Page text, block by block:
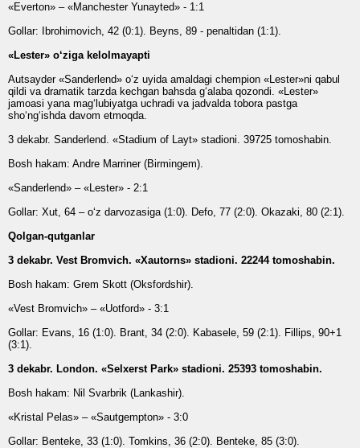
«Everton» – «Manchester Yunayted» - 1:1
Gollar: Ibrohimovich, 42 (0:1). Beyns, 89 - penaltidan (1:1).
«Lester» o‘ziga kelolmayapti
Autsayder «Sanderlend» o‘z uyida amaldagi chempion «Lester»ni qabul
qildi va dramatik tarzda kechgan bahsda g‘alaba qozondi. «Lester»
jamoasi yana mag‘lubiyatga uchradi va jadvalda tobora pastga
sho‘ng‘ishda davom etmoqda.
3 dekabr. Sanderlend. «Stadium of Layt» stadioni. 39725 tomoshabin.
Bosh hakam: Andre Marriner (Birmingem).
«Sanderlend» – «Lester» - 2:1
Gollar: Xut, 64 – o‘z darvozasiga (1:0). Defo, 77 (2:0). Okazaki, 80 (2:1).
Qolgan-qutganlar
3 dekabr. Vest Bromvich. «Xautorns» stadioni. 22244 tomoshabin.
Bosh hakam: Grem Skott (Oksfordshir).
«Vest Bromvich» – «Uotford» - 3:1
Gollar: Evans, 16 (1:0). Brant, 34 (2:0). Kabasele, 59 (2:1). Fillips, 90+1
(3:1).
3 dekabr. London. «Selxerst Park» stadioni. 25393 tomoshabin.
Bosh hakam: Nil Svarbrik (Lankashir).
«Kristal Pelas» – «Sautgempton» - 3:0
Gollar: Benteke, 33 (1:0). Tomkins, 36 (2:0). Benteke, 85 (3:0).